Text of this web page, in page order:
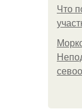
Что